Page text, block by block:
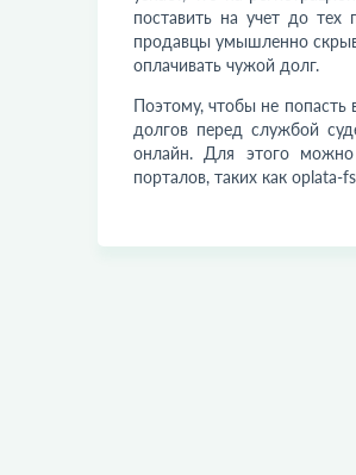
поставить на учет до
продавцы умышленно
оплачивать чужой долг.
Поэтому, чтобы не попасть
долгов перед службой
онлайн. Для этого
порталов, таких как oplata-